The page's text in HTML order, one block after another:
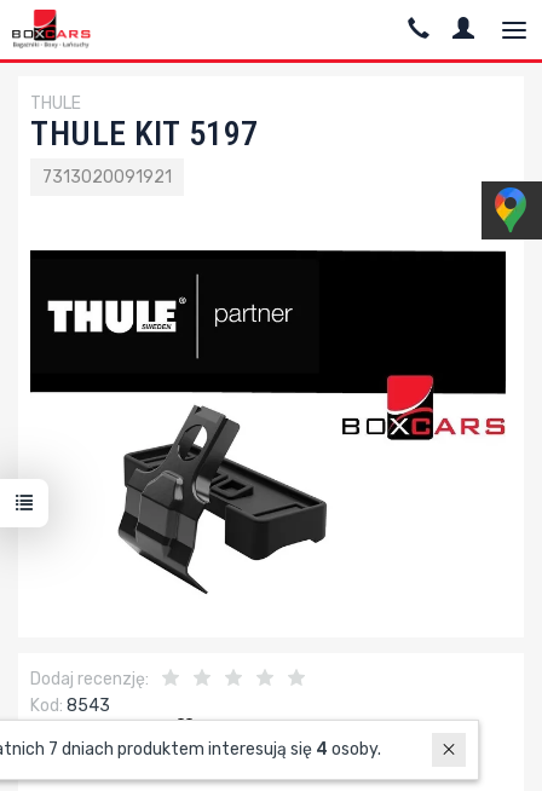
THULE
THULE KIT 5197
7313020091921
Dodaj recenzję:
Kod: 8543
W ostatnich 7 dniach produktem interesują się4 osoby.